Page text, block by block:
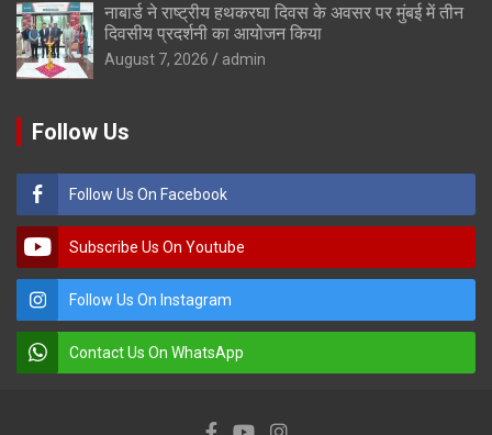
नाबार्ड ने राष्ट्रीय हथकरघा दिवस के अवसर पर मुंबई में तीन
दिवसीय प्रदर्शनी का आयोजन किया
August 7, 2026 admin
Follow Us
Follow Us On Facebook
Subscribe Us On Youtube
Follow Us On Instagram
Contact Us On WhatsApp